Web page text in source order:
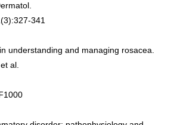
341
understanding and managing rosacea.
al.